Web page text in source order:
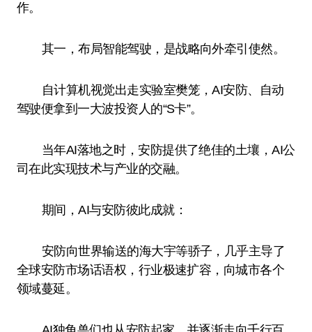
作。
其一，布局智能驾驶，是战略向外牵引使然。
自计算机视觉出走实验室樊笼，AI安防、自动
驾驶便拿到一大波投资人的“S卡”。
当年AI落地之时，安防提供了绝佳的土壤，AI公
司在此实现技术与产业的交融。
期间，AI与安防彼此成就：
安防向世界输送的海大宇等骄子，几乎主导了
全球安防市场话语权，行业极速扩容，向城市各个
领域蔓延。